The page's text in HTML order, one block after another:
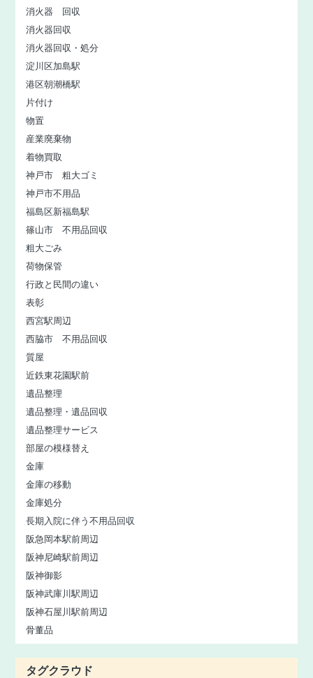
消火器 回収
消火器回収
消火器回収・処分
淀川区加島駅
港区朝潮橋駅
片付け
物置
産業廃棄物
着物買取
神戸市 粗大ゴミ
神戸市不用品
福島区新福島駅
篠山市 不用品回収
粗大ごみ
荷物保管
行政と民間の違い
表彰
西宮駅周辺
西脇市 不用品回収
質屋
近鉄東花園駅前
遺品整理
遺品整理・遺品回収
遺品整理サービス
部屋の模様替え
金庫
金庫の移動
金庫処分
長期入院に伴う不用品回収
阪急岡本駅前周辺
阪神尼崎駅前周辺
阪神御影
阪神武庫川駅周辺
阪神石屋川駅前周辺
骨董品
タグクラウド